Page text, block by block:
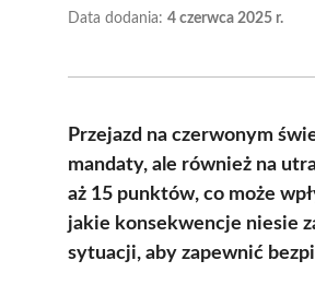
Data dodania: 4 czerwca 2025 r.
Przejazd na czerwonym
mandaty, ale również na
aż 15 punktów, co może
jakie konsekwencje niesie
sytuacji, aby zapewnić